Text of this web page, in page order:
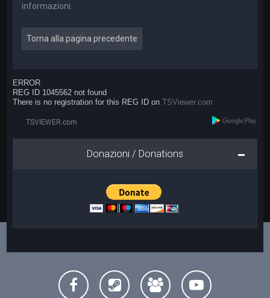
informazioni.
Torna alla pagina precedente
ERROR
REG ID 1045562 not found
There is no registration for this REG ID onTSViewer.com
Donazioni / Donations